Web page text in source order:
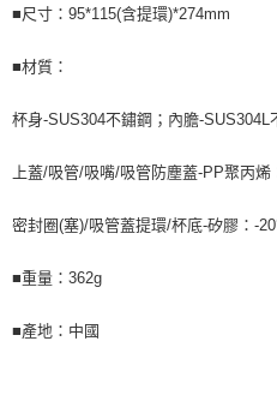
■尺寸：95*115(含提環)*274mm
■材質：
杯身-SUS304不鏽鋼；內膽-SUS304L
上蓋/吸管/吸嘴/吸管防塵蓋-PP聚丙烯
密封圈(塞)/吸管蓋提環/杯底-矽膠：-
■重量：362g
■產地：中國